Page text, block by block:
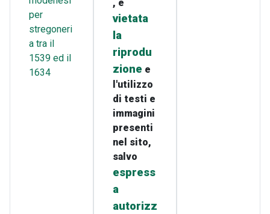
per
stregoneri
a tra il
1539 ed il
1634
, è
vietata
la
riprodu
zione e
l'utilizzo
di testi e
immagini
presenti
nel sito,
salvo
espress
a
autorizz